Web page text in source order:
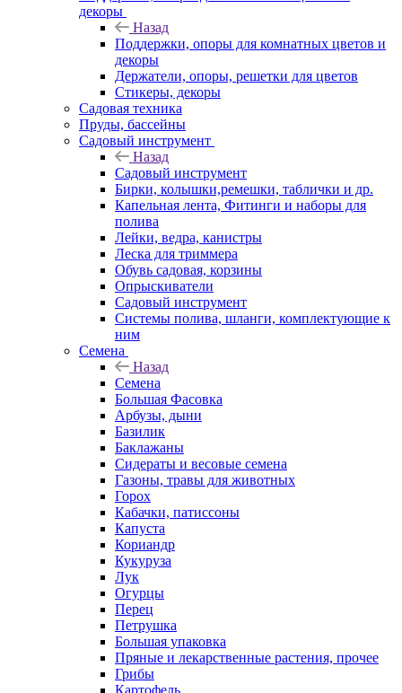
декоры
Назад
Поддержки, опоры для комнатных цветов и
декоры
Держатели, опоры, решетки для цветов
Стикеры, декоры
Садовая техника
Пруды, бассейны
Садовый инструмент
Назад
Садовый инструмент
Бирки, колышки,ремешки, таблички и др.
Капельная лента, Фитинги и наборы для
полива
Лейки, ведра, канистры
Леска для триммера
Обувь садовая, корзины
Опрыскиватели
Садовый инструмент
Системы полива, шланги, комплектующие к
ним
Семена
Назад
Семена
Большая Фасовка
Арбузы, дыни
Базилик
Баклажаны
Сидераты и весовые семена
Газоны, травы для животных
Горох
Кабачки, патиссоны
Капуста
Кориандр
Кукуруза
Лук
Огурцы
Перец
Петрушка
Большая упаковка
Пряные и лекарственные растения, прочее
Грибы
Картофель